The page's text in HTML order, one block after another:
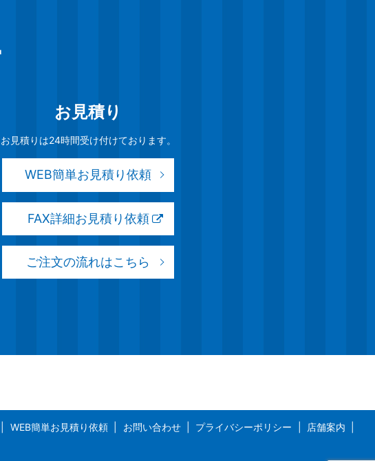
お見積り
お見積りは24時間受け付けております。
WEB簡単お見積り依頼
FAX詳細お見積り依頼
ご注文の流れはこちら
WEB簡単お見積り依頼 お問い合わせ プライバシーポリシー
店舗案内